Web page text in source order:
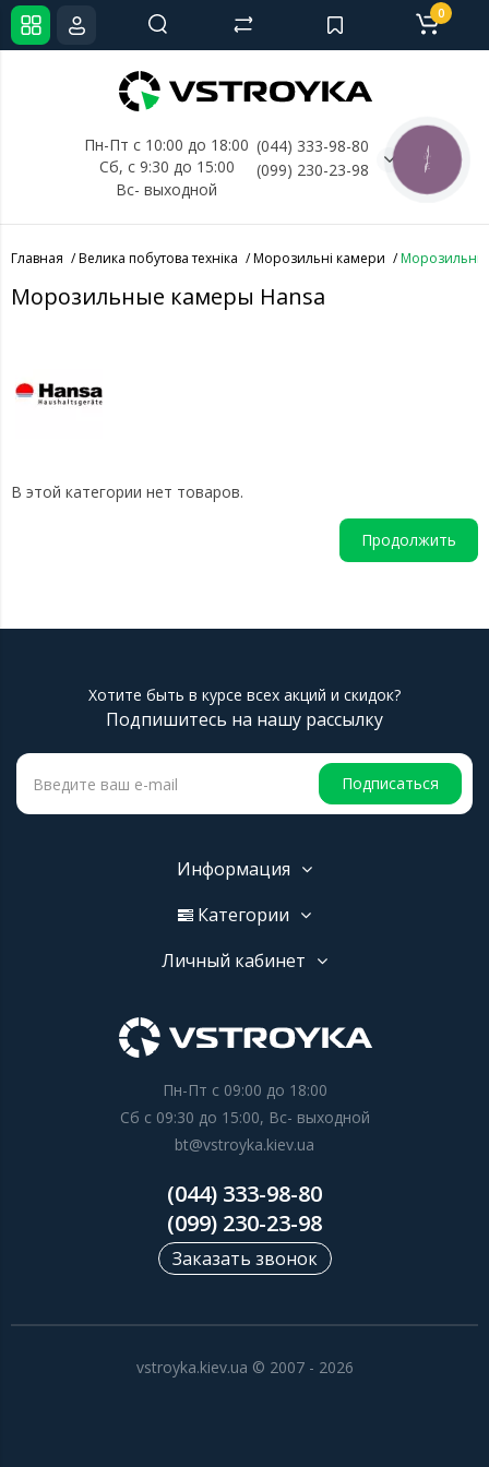
Пн-Пт с 10:00 до 18:00
Сб, с 9:30 до 15:00
Вс- выходной
(044) 333-98-80
(099) 230-23-98
0
Главная Велика побутова техніка Морозильні камери
Морозильные камеры Hansa
В этой категории нет товаров.
Продолжить
Хотите быть в курсе всех акций и скидок?
Подпишитесь на нашу рассылку
Подписаться
Информация
Категории
Личный кабинет
Пн-Пт с 09:00 до 18:00
Сб с 09:30 до 15:00, Вс- выходной
bt@vstroyka.kiev.ua
(044) 333-98-80
(099) 230-23-98
Заказать звонок
vstroyka.kiev.ua © 2007 - 2026
КНОПКА
СВЯЗИ